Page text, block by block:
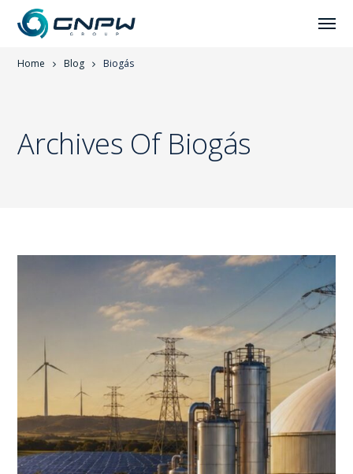
Home Blog Biogás
Archives Of Biogás